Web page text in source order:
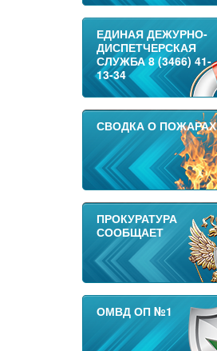
ЕДИНАЯ ДЕЖУРНО-
ДИСПЕТЧЕРСКАЯ
СЛУЖБА 8 (3466) 41-
13-34
СВОДКА О ПОЖАРАХ
ПРОКУРАТУРА
СООБЩАЕТ
ОМВД ОП №1